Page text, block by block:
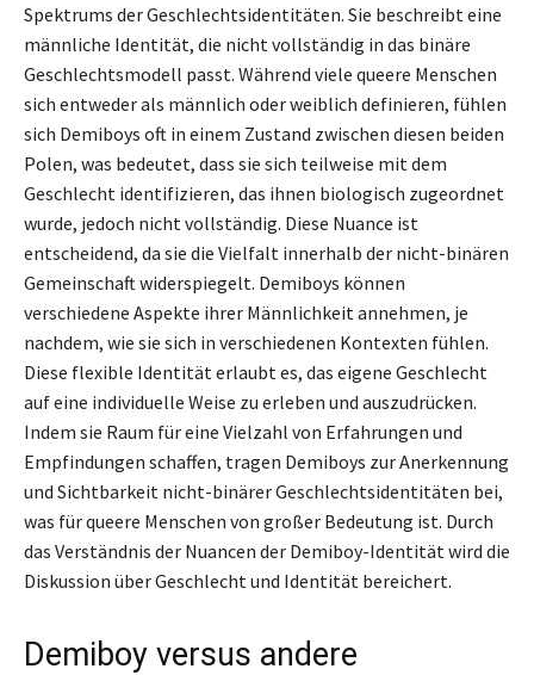
Spektrums der Geschlechtsidentitäten. Sie beschreibt eine
männliche Identität, die nicht vollständig in das binäre
Geschlechtsmodell passt. Während viele queere Menschen
sich entweder als männlich oder weiblich definieren, fühlen
sich Demiboys oft in einem Zustand zwischen diesen beiden
Polen, was bedeutet, dass sie sich teilweise mit dem
Geschlecht identifizieren, das ihnen biologisch zugeordnet
wurde, jedoch nicht vollständig. Diese Nuance ist
entscheidend, da sie die Vielfalt innerhalb der nicht-binären
Gemeinschaft widerspiegelt. Demiboys können
verschiedene Aspekte ihrer Männlichkeit annehmen, je
nachdem, wie sie sich in verschiedenen Kontexten fühlen.
Diese flexible Identität erlaubt es, das eigene Geschlecht
auf eine individuelle Weise zu erleben und auszudrücken.
Indem sie Raum für eine Vielzahl von Erfahrungen und
Empfindungen schaffen, tragen Demiboys zur Anerkennung
und Sichtbarkeit nicht-binärer Geschlechtsidentitäten bei,
was für queere Menschen von großer Bedeutung ist. Durch
das Verständnis der Nuancen der Demiboy-Identität wird die
Diskussion über Geschlecht und Identität bereichert.
Demiboy versus andere